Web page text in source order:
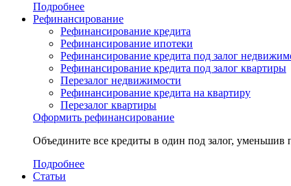
Подробнее
Рефинансирование
Рефинансирование кредита
Рефинансирование ипотеки
Рефинансирование кредита под залог
Рефинансирование кредита под залог квартиры
Перезалог недвижимости
Рефинансирование кредита на квартиру
Перезалог квартиры
Оформить рефинансирование
Объедините все кредиты в один под залог, уменьшив
Подробнее
Статьи